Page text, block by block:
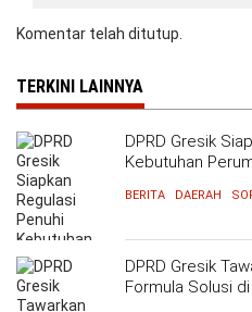
Komentar telah ditutup.
TERKINI LAINNYA
DPRD Gresik
Kebutuhan
BERITA DAERAH
DPRD Gresik
Formula Solusi